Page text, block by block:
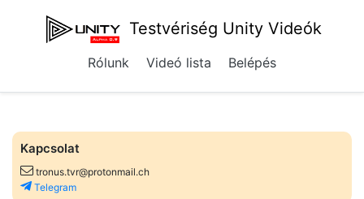
Testvériség Unity Videók
Rólunk Videó lista Belépés
Kapcsolat
tronus.tvr@protonmail.ch
Telegram